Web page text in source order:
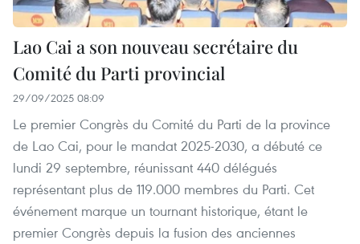
Lao Cai a son nouveau secrétaire du
Comité du Parti provincial
29/09/2025 08:09
Le premier Congrès du Comité du Parti de la province
de Lao Cai, pour le mandat 2025-2030, a débuté ce
lundi 29 septembre, réunissant 440 délégués
représentant plus de 119.000 membres du Parti. Cet
événement marque un tournant historique, étant le
premier Congrès depuis la fusion des anciennes